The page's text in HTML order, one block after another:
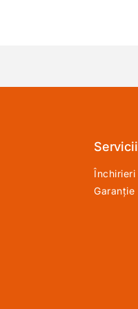
Servicii
Închirieri
Garanție